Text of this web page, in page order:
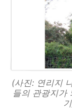
(사진: 연리지
들의 관광지가